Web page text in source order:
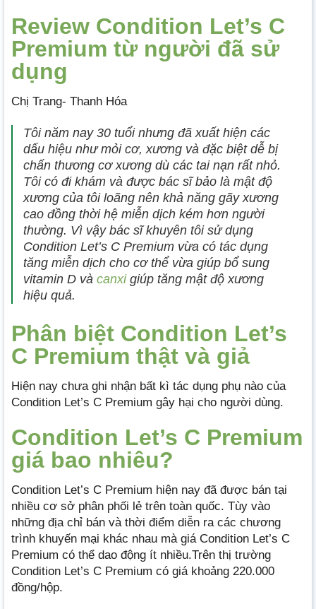
Review Condition Let’s C
Premium từ người đã sử
dụng
Chị Trang- Thanh Hóa
Tôi năm nay 30 tuổi nhưng đã xuất hiện các
dấu hiệu như mỏi cơ, xương và đặc biệt dễ bị
chấn thương cơ xương dù các tai nạn rất nhỏ.
Tôi có đi khám và được bác sĩ bảo là mật độ
xương của tôi loãng nên khả năng gãy xương
cao đồng thời hệ miễn dịch kém hơn người
thường. Vì vậy bác sĩ khuyên tôi sử dụng
Condition Let’s C Premium vừa có tác dụng
tăng miễn dịch cho cơ thể vừa giúp bổ sung
vitamin D và canxigiúp tăng mật độ xương
hiệu quả.
Phân biệt Condition Let’s
C Premium thật và giả
Hiện nay chưa ghi nhận bất kì tác dụng phụ nào của
Condition Let’s C Premium gây hại cho người dùng.
Condition Let’s C Premium
giá bao nhiêu?
Condition Let’s C Premium hiện nay đã được bán tại
nhiều cơ sở phân phối lẻ trên toàn quốc. Tùy vào
những địa chỉ bán và thời điểm diễn ra các chương
trình khuyến mại khác nhau mà giá Condition Let’s C
Premium có thể dao động ít nhiều.Trên thị trường
Condition Let’s C Premium có giá khoảng 220.000
đồng/hộp.